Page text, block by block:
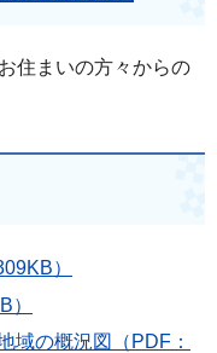
住まいの方々からの
）
）
域の概況図（PDF：